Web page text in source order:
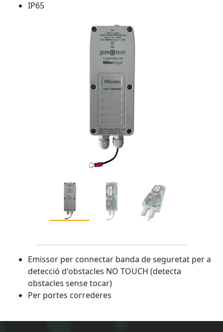
IP65
Emissor per connectar banda de seguretat per a
detecció d'obstacles NO TOUCH (detecta
obstacles sense tocar)
Per portes correderes